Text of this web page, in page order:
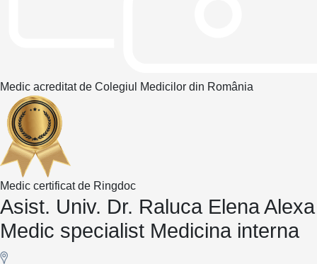
Medic acreditat de Colegiul Medicilor din România
Medic certificat de Ringdoc
Asist. Univ. Dr. Raluca Elena Alexa
Medic specialist Medicina interna